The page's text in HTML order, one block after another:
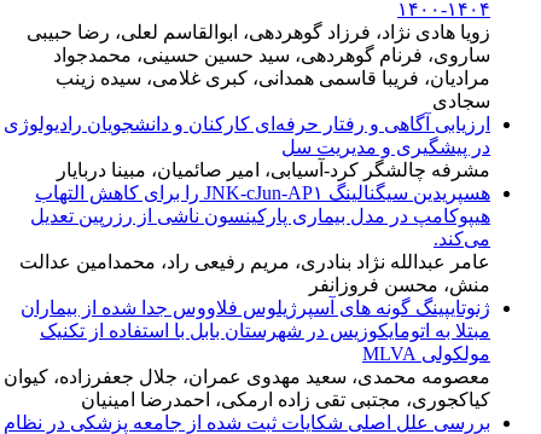
۱۴۰۴-۱۴۰۰
زویا هادی نژاد، فرزاد گوهردهی، ابوالقاسم لعلی، رضا حبیبی
ساروی، فرنام گوهردهی، سید حسین حسینی، محمدجواد
مرادیان، فریبا قاسمی همدانی، کبری غلامی، سیده زینب
سجادی
ارزیابی آگاهی و رفتار حرفه‌ای کارکنان و دانشجویان رادیولوژی
در پیشگیری و مدیریت سل
مشرفه چالشگر کرد-آسیابی، امیر صائمیان، مبینا دربایار
هسپریدین سیگنالینگ JNK-cJun-AP۱ را برای کاهش التهاب
هیپوکامپ در مدل بیماری پارکینسون ناشی از رزرپین تعدیل
می‌کند.
عامر عبدالله نژاد بنادری، مریم رفیعی راد، محمدامین عدالت
منش، محسن فروزانفر
ژنوتایپینگ گونه های آسپرژیلوس فلاووس جدا شده از بیماران
مبتلا به اتومایکوزیس در شهرستان بابل با استفاده از تکنیک
مولکولی MLVA
معصومه محمدی، سعید مهدوی عمران، جلال جعفرزاده، کیوان
کیاکجوری، مجتبی تقی زاده ارمکی، احمدرضا امینیان
بررسی علل اصلی شکایات ثبت شده از جامعه پزشکی در نظام